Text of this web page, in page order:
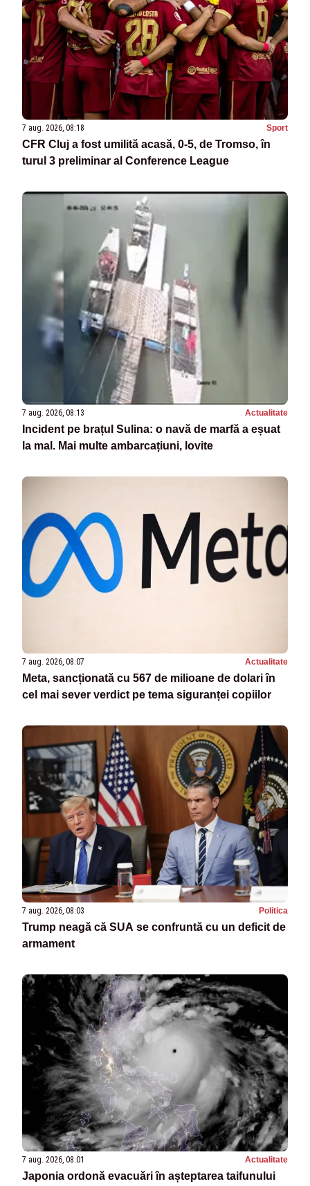
7 aug. 2026, 08:18 Sport
CFR Cluj a fost umilită acasă, 0-5, de Tromso, în
turul 3 preliminar al Conference League
7 aug. 2026, 08:13 Actualitate
Incident pe brațul Sulina: o navă de marfă a eșuat
la mal. Mai multe ambarcațiuni, lovite
7 aug. 2026, 08:07 Actualitate
Meta, sancționată cu 567 de milioane de dolari în
cel mai sever verdict pe tema siguranței copiilor
7 aug. 2026, 08:03 Politica
Trump neagă că SUA se confruntă cu un deficit de
armament
7 aug. 2026, 08:01 Actualitate
Japonia ordonă evacuări în așteptarea taifunului